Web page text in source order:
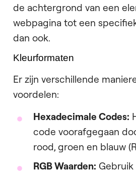
de achtergrond van een
webpagina tot een
dan ook.
Kleurformaten
Er zijn verschillende
voordelen:
Hexadecimale Codes:
code voorafgegaan
rood, groen en blauw
RGB Waarden: